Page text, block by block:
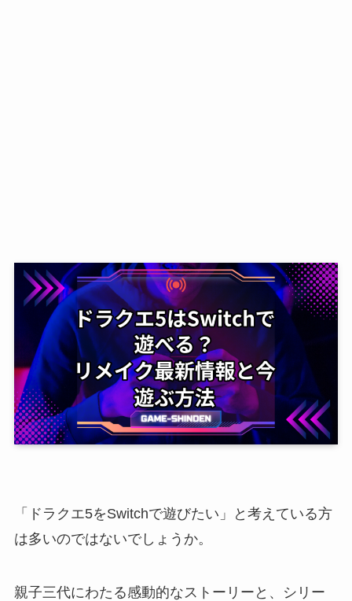
「ドラクエ5をSwitchで遊びたい」と考えている方
は多いのではないでしょうか。
親子三代にわたる感動的なストーリーと、シリー